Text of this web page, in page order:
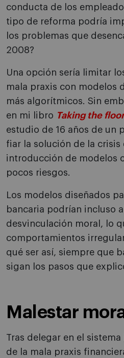
conducta de los
tipo de reforma podría
los problemas que
2008?
Una opción sería limitar
mala praxis con modelos
más algorítmicos. Sin
en mi libro Taking the floor
estudio de 16 años de un
fiar la solución de la crisis
introducción de modelos
pocos riesgos.
Los modelos diseñados
bancaria podrían incluso
desvinculación moral, lo
comportamientos
qué ser así, siempre que
sigan los pasos que
Malestar
Tras delegar en el
de la mala praxis